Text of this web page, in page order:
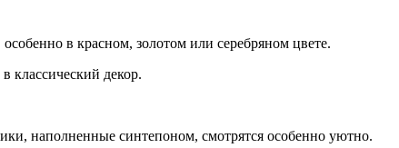
в красном, золотом или серебряном цвете.
классический декор.
наполненные синтепоном, смотрятся особенно уютно.